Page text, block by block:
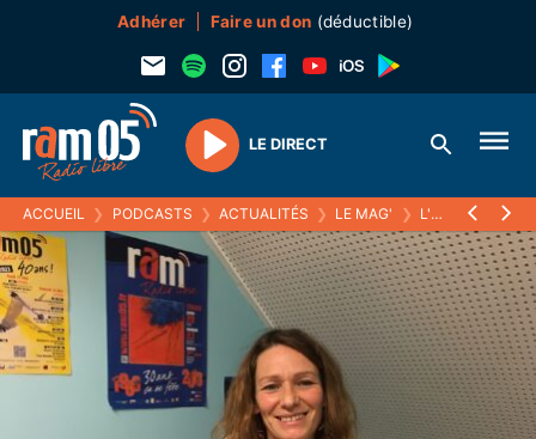
Adhérer Faire un don (déductible)
Play
LE DIRECT
ACCUEIL ❯ PODCASTS ❯ ACTUALITÉS ❯ LE MAG' ❯ L'EXPLOITATION CHANVR'AILES À BRIANÇON, AVEC LA CHANVRIÈRE AURORE LAFON